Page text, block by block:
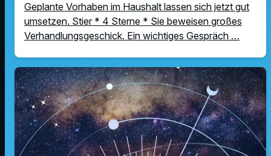
Geplante Vorhaben im Haushalt lassen sich jetzt gut
umsetzen. Stier * 4 Sterne * Sie beweisen großes
Verhandlungsgeschick. Ein wichtiges Gespräch …